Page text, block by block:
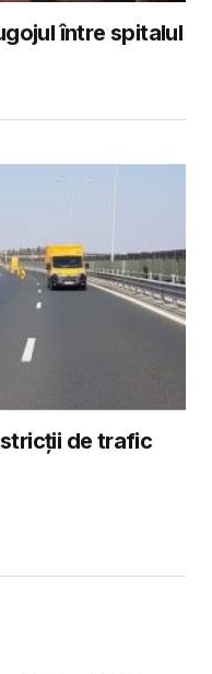
între spitalul
de trafic